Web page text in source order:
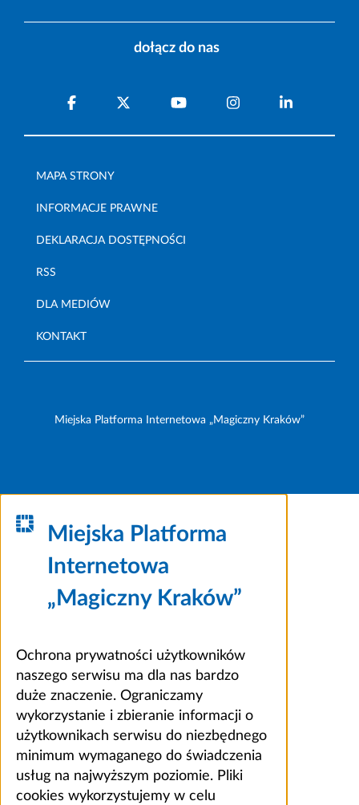
dołącz do nas
MAPA STRONY
INFORMACJE PRAWNE
DEKLARACJA DOSTĘPNOŚCI
RSS
DLA MEDIÓW
KONTAKT
Miejska Platforma Internetowa „Magiczny Kraków”
Miejska Platforma
Internetowa
„Magiczny Kraków”
Ochrona prywatności użytkowników
naszego serwisu ma dla nas bardzo
duże znaczenie. Ograniczamy
wykorzystanie i zbieranie informacji o
użytkownikach serwisu do niezbędnego
minimum wymaganego do świadczenia
usług na najwyższym poziomie. Pliki
cookies wykorzystujemy w celu